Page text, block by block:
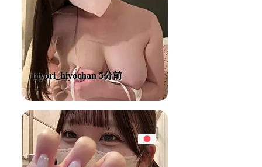
hiyori_hiyochan 5分前